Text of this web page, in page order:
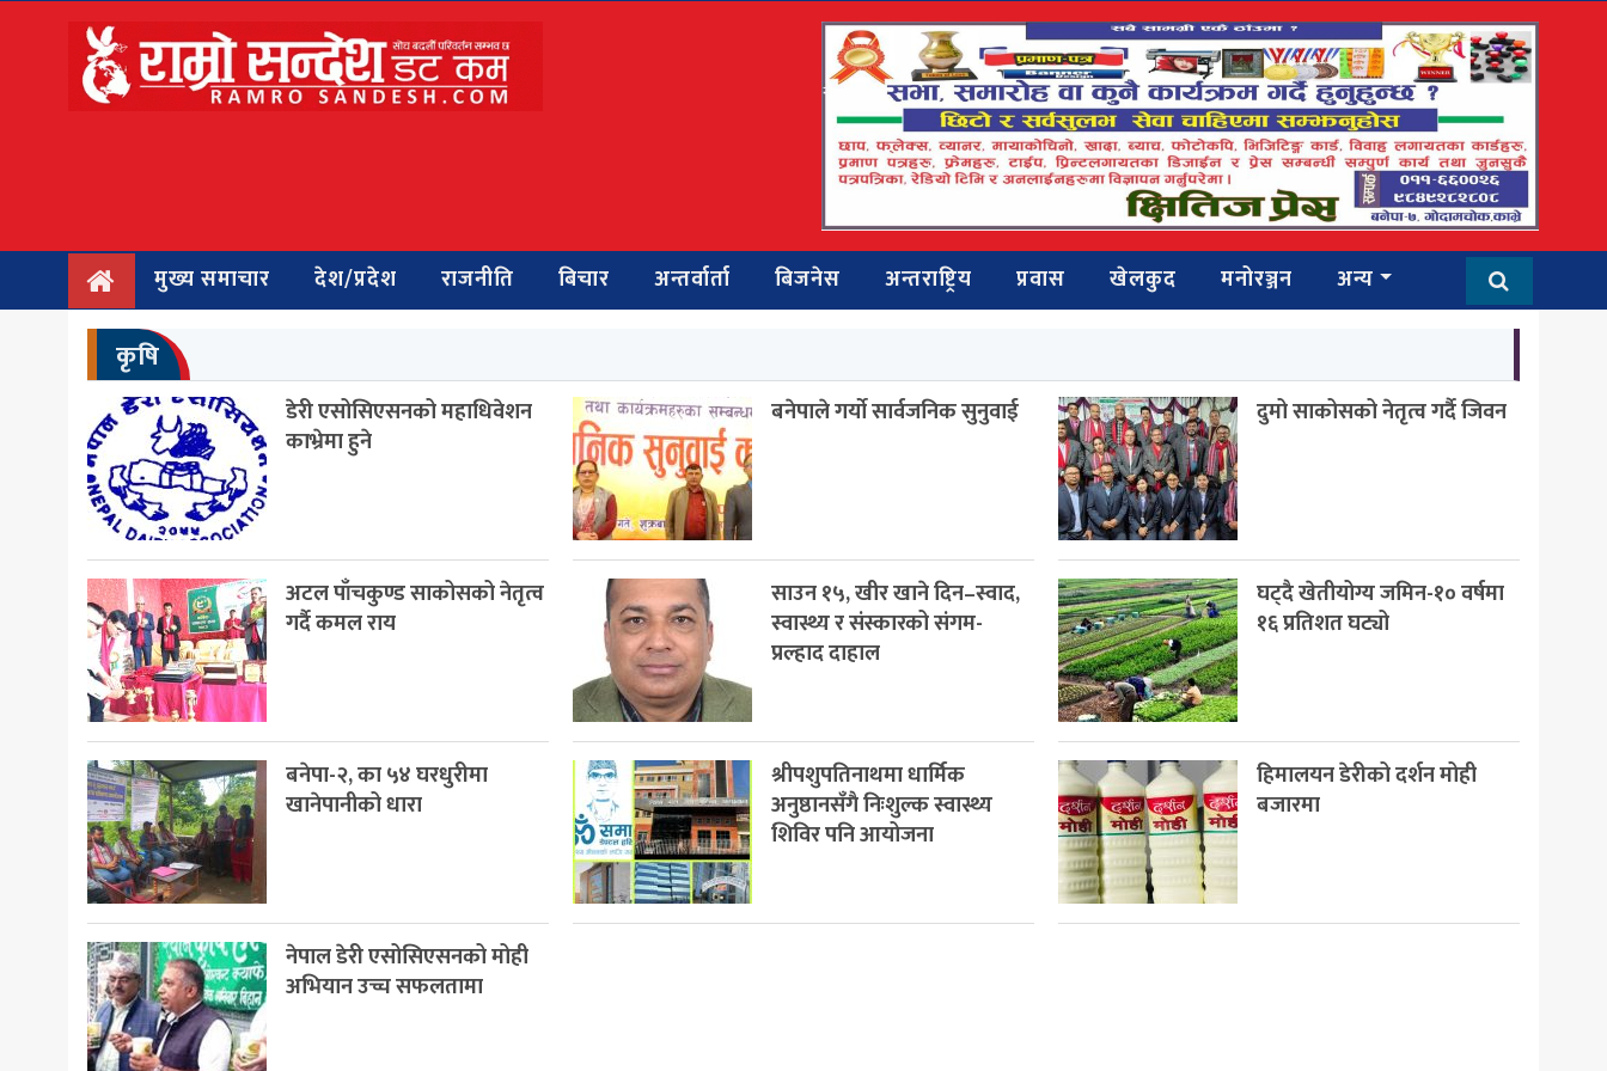
राजनीति
बिचार
अन्तराष्ट्रिय
मनोरञ्जन
मुख्य समाचार देश/प्रदेश राजनीति बिचार अन्तर्वार्ता बिजनेस अन्तराष्ट्रिय प्रवास खेलकुद मनोरञ्जन अन्य
कृषि
डेरी एसोसिएसनको महाधिवेशन
काभ्रेमा हुने
बनेपाले गर्याे सार्वजनिक सुनुवाई दुमो साकोसको नेतृत्व गर्दै जिवन
अटल पाँचकुण्ड साकोसको नेतृत्व
गर्दै कमल राय
साउन १५, खीर खाने दिन–स्वाद,
स्वास्थ्य र संस्कारको संगम-
प्रल्हाद दाहाल
घट्दै खेतीयोग्य जमिन-१० वर्षमा
१६ प्रतिशत घट्यो
बनेपा-२, का ५४ घरधुरीमा
खानेपानीको धारा
श्रीपशुपतिनाथमा धार्मिक
अनुष्ठानसँगै निःशुल्क स्वास्थ्य
शिविर पनि आयोजना
हिमालयन डेरीको दर्शन मोही
बजारमा
नेपाल डेरी एसोसिएसनको मोही
अभियान उच्च सफलतामा